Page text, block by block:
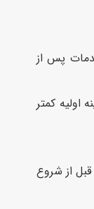
پس از
کمتر
از شروع